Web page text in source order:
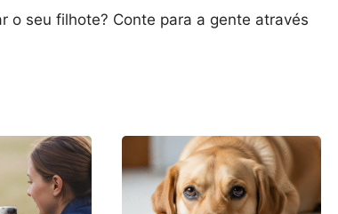
o seu filhote? Conte para a gente através